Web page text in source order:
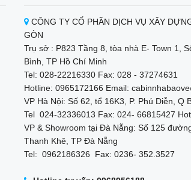
CÔNG TY CỔ PHẦN DỊCH VỤ XÂY
GÒN
Trụ sở : P823 Tầng 8, tòa nhà E- Town 1,
Bình, TP Hồ Chí Minh
Tel: 028-22216330 Fax: 028 - 37274631
Hotline: 0965172166 Email:
VP Hà Nội: Số 62, tổ 16K3, P. Phú Diễn, Q
Tel 024-32336013 Fax: 024- 66815427
VP & Showroom tại Đà Nẵng: Số 125
Thanh Khê, TP Đà Nẵng
Tel: 0962186326 Fax: 0236- 352.3527